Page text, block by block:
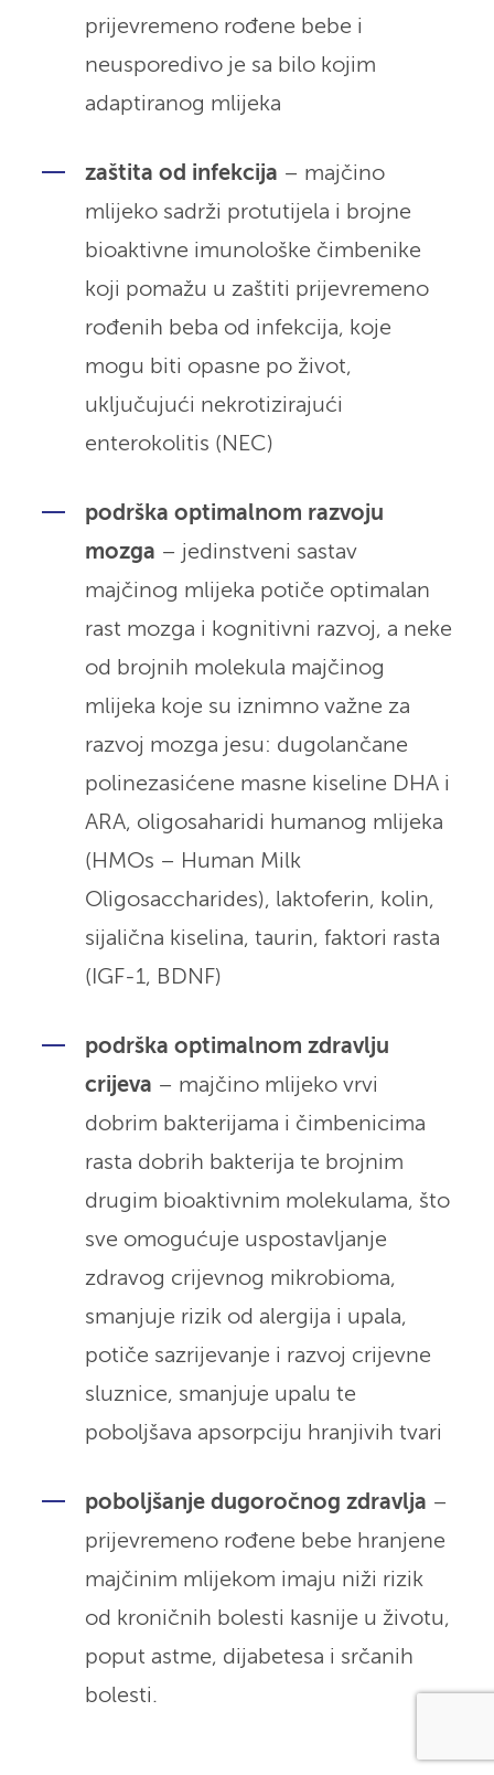
prijevremeno rođene bebe i
neusporedivo je sa bilo kojim
adaptiranog mlijeka
zaštita od infekcija – majčino
mlijeko sadrži protutijela i brojne
bioaktivne imunološke čimbenike
koji pomažu u zaštiti prijevremeno
rođenih beba od infekcija, koje
mogu biti opasne po život,
uključujući nekrotizirajući
enterokolitis (NEC)
podrška optimalnom razvoju
mozga – jedinstveni sastav
majčinog mlijeka potiče optimalan
rast mozga i kognitivni razvoj, a neke
od brojnih molekula majčinog
mlijeka koje su iznimno važne za
razvoj mozga jesu: dugolančane
polinezasićene masne kiseline DHA i
ARA, oligosaharidi humanog mlijeka
(HMOs – Human Milk
Oligosaccharides), laktoferin, kolin,
sijalična kiselina, taurin, faktori rasta
(IGF-1, BDNF)
podrška optimalnom zdravlju
crijeva – majčino mlijeko vrvi
dobrim bakterijama i čimbenicima
rasta dobrih bakterija te brojnim
drugim bioaktivnim molekulama, što
sve omogućuje uspostavljanje
zdravog crijevnog mikrobioma,
smanjuje rizik od alergija i upala,
potiče sazrijevanje i razvoj crijevne
sluznice, smanjuje upalu te
poboljšava apsorpciju hranjivih tvari
poboljšanje dugoročnog zdravlja –
prijevremeno rođene bebe hranjene
majčinim mlijekom imaju niži rizik
od kroničnih bolesti kasnije u životu,
poput astme, dijabetesa i srčanih
bolesti.